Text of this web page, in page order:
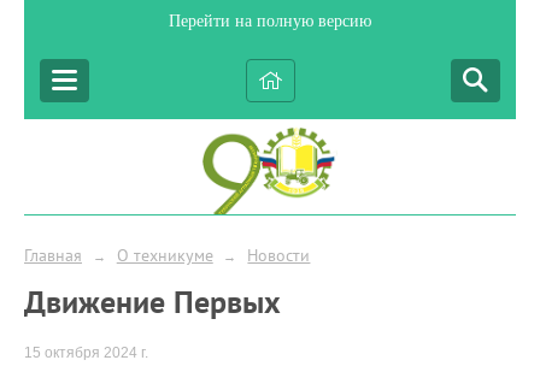
Перейти на полную версию
Главная → О техникуме → Новости
Движение Первых
15 октября 2024 г.